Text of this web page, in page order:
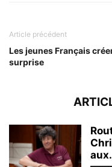
Article précédent
Les jeunes Français
surprise